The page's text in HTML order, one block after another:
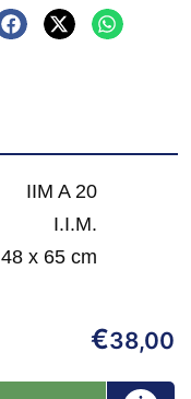
IIM A 20
I.I.M.
48 x 65 cm
€38,00